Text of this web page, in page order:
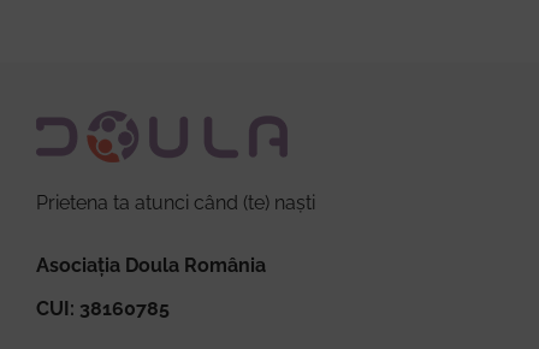
Prietena ta atunci când (te) naști
Asociația Doula România
CUI: 38160785